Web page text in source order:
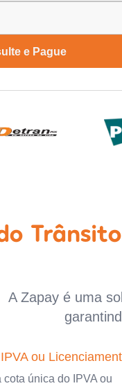
e Pague
A Zapay é uma
ou
cota única do IPVA ou